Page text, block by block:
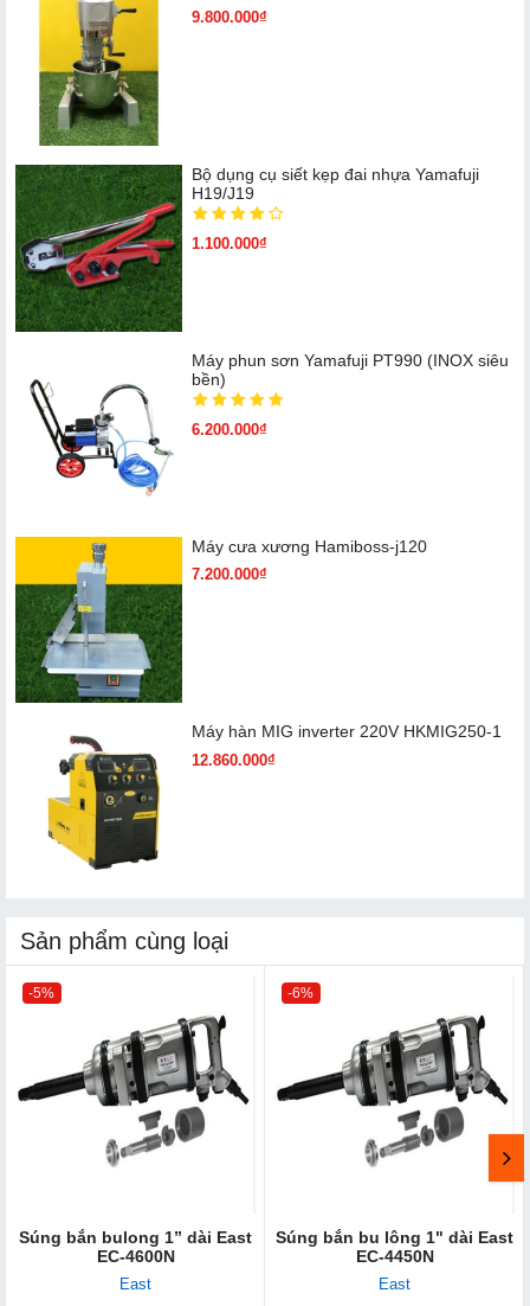
9.800.000₫
Bộ dụng cụ siết kẹp đai nhựa Yamafuji
H19/J19
1.100.000₫
Máy phun sơn Yamafuji PT990 (INOX siêu
bền)
6.200.000₫
Máy cưa xương Hamiboss-j120
7.200.000₫
Máy hàn MIG inverter 220V HKMIG250-1
12.860.000₫
Sản phẩm cùng loại
-5%
Súng bắn bulong 1” dài East
EC-4600N
East
-6%
Súng bắn bu lông 1" dài East
EC-4450N
East